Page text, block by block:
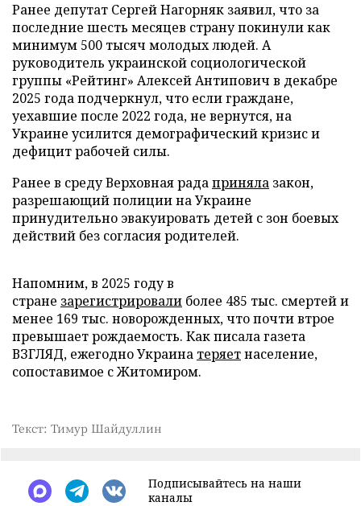
Ранее депутат Сергей Нагорняк заявил, что за
последние шесть месяцев страну покинули как
минимум 500 тысяч молодых людей. А
руководитель украинской социологической
группы «Рейтинг» Алексей Антипович в декабре
2025 года подчеркнул, что если граждане,
уехавшие после 2022 года, не вернутся, на
Украине усилится демографический кризис и
дефицит рабочей силы.
Ранее в среду Верховная радаприняла закон,
разрешающий полиции на Украине
принудительно эвакуировать детей с зон боевых
действий без согласия родителей.
Напомним, в 2025 году в
стране зарегистрировали более 485 тыс. смертей и
менее 169 тыс. новорожденных, что почти втрое
превышает рождаемость. Как писала газета
ВЗГЛЯД, ежегодно Украина теряетнаселение,
сопоставимое с Житомиром.
Текст: Тимур Шайдуллин
Подписывайтесь на наши
каналы